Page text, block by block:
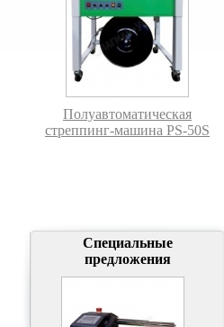
Полуавтоматическая
стреппинг-машина PS-50S
Специальные
предложения